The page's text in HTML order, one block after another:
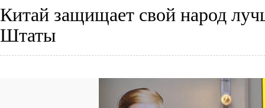
Китай защищает свой народ
Штаты